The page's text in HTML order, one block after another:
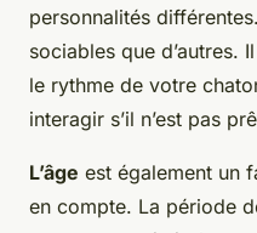
personnalités
sociables que d’autres.
le rythme de votre
interagir s’il n’est pas
L’âge est également un
en compte. La période